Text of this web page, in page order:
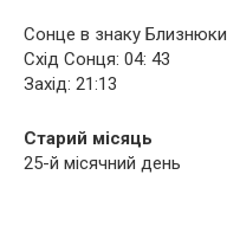
Сонце в знаку Близнюки
Схід Сонця: 04: 43
Захід: 21:13
Старий місяць
25-й місячний день